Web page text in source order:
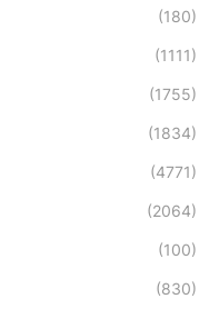
(180)
(1111)
(1755)
(1834)
(4771)
(2064)
(100)
(830)